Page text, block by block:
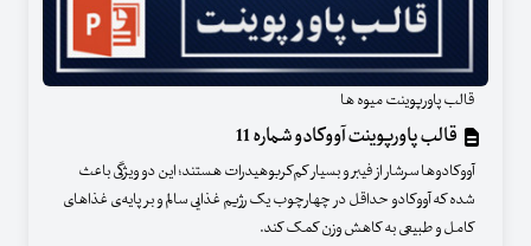
قالب پاورپوینت میوه ها
قالب پاورپوینت آووکادو شماره 11
آووکادوها سرشار از فیبر و بسیار کم‌کربوهیدرات هستند؛ این دو ویژگی باعث
شده که آووکادو حداقل در چهارچوب یک رژیم غذایی سالم و بر پایه‌ی غذاهای
کامل و طبیعی به کاهش وزن کمک کند.